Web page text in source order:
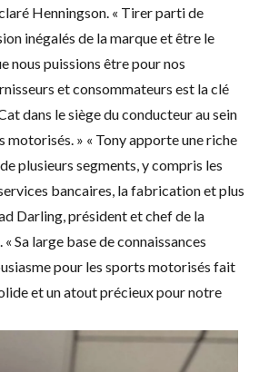
Henningson. « Tirer parti de
inégalés de la marque et être le
nous puissions être pour nos
et consommateurs est la clé
dans le siège du conducteur au sein
motorisés. » « Tony apporte une riche
plusieurs segments, y compris les
bancaires, la fabrication et plus
Darling, président et chef de la
Sa large base de connaissances
pour les sports motorisés fait
et un atout précieux pour notre